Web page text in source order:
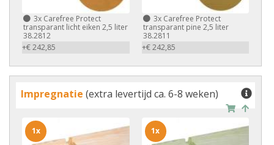
3x Carefree Protect
transparant licht eiken 2,5 liter
38.2812
+€ 242,85
3xCarefree Protect
transparant pine 2,5 liter
38.2811
+€ 242,85
Impregnatie (extra levertijd ca. 6-8 weken)
1x 1x